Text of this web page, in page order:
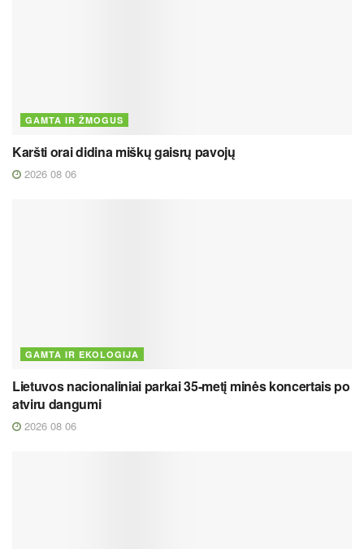
GAMTA IR ŽMOGUS
Karšti orai didina miškų gaisrų pavojų
2026 08 06
GAMTA IR EKOLOGIJA
Lietuvos nacionaliniai parkai 35-metį minės koncertais po
atviru dangumi
2026 08 06